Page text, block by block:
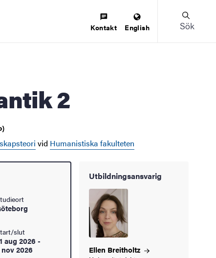
Kontakt English Sök
2
vid Humanistiska fakulteten
slut
aug 2026 -
nov 2026
Utbildningsansvarig
Ellen Breitholtz